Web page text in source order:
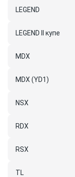
LEGEND
LEGEND II купе
MDX
MDX (YD1)
NSX
RDX
RSX
TL